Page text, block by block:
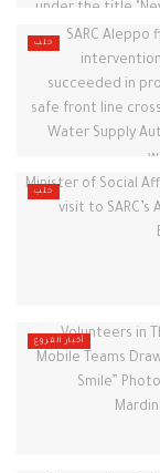
حلب
حلب
أخبار الفروع